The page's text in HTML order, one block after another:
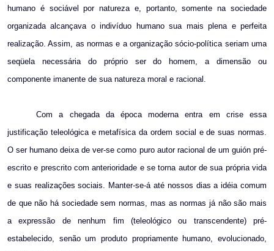
humano é sociável por natureza e, portanto, somente na sociedade
organizada alcançava o indivíduo humano sua mais plena e perfeita
realização. Assim, as normas e a organização sócio-política seriam uma
seqüela necessária do próprio ser do homem, a dimensão ou
componente imanente de sua natureza moral e racional.
Com a chegada da época moderna entra em crise essa
justificação teleológica e metafísica da ordem social e de suas normas.
O ser humano deixa de ver-se como puro autor racional de um guión pré-
escrito e prescrito com anterioridade e se torna autor de sua própria vida
e suas realizações sociais. Manter-se-á até nossos dias a idéia comum
de que não há sociedade sem normas, mas as normas já não são mais
a expressão de nenhum fim (teleológico ou transcendente) pré-
estabelecido, senão um produto propriamente humano, evolucionado,